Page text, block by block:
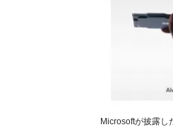
Microsoftが披露し